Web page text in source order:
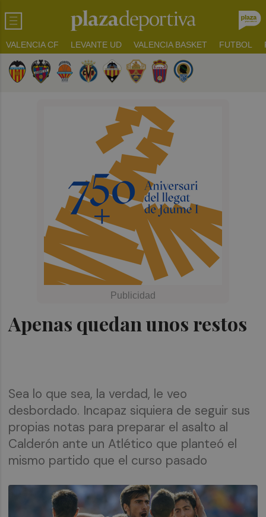
VALENCIA CF LEVANTE UD VALENCIA BASKET FUTBOL
Apenas quedan unos restos
Sea lo que sea, la verdad, le veo
desbordado. Incapaz siquiera de seguir sus
propias notas para preparar el asalto al
Calderón ante un Atlético que planteó el
mismo partido que el curso pasado